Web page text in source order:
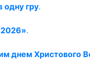
одну гру.
.
днем Христового